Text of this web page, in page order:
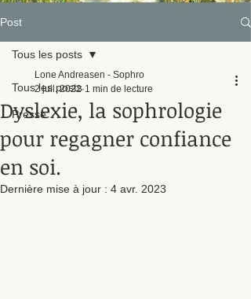
Post
Tous les posts
Presse
Tous les posts
Dyslexie, la sophrologie
pour regagner confiance
en soi.
Lone Andreasen - Sophro
2 juil. 2022 1 min de lecture
Dernière mise à jour : 4 avr. 2023